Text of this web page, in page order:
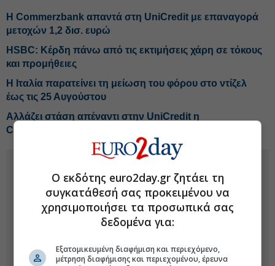
Η Commerzbank απαντά στη UniCredit με επαναγορά
μετοχών 1,2 δισ. ευρώ
HSBC: Κέρδη πάνω από τις εκτιμήσεις χάρη σε τόκους
και προμήθειες
Η Ιταλία παρατείνει τη μείωση του φόρου στο ντίζελ
έως τις 25 Αυγούστου
Αλλάζει στάση απέναντι στην UniCredit η
Commerzbank
Ο εκδότης euro2day.gr ζητάει τη
συγκατάθεσή σας προκειμένου να
χρησιμοποιήσει τα προσωπικά σας
δεδομένα για:
Εξατομικευμένη διαφήμιση και περιεχόμενο,
μέτρηση διαφήμισης και περιεχομένου, έρευνα